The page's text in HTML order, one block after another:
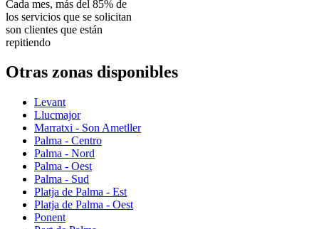
Cada mes, más del 85% de
los servicios que se solicitan
son clientes que están
repitiendo
Otras zonas disponibles
Levant
Llucmajor
Marratxi - Son Ametller
Palma - Centro
Palma - Nord
Palma - Oest
Palma - Sud
Platja de Palma - Est
Platja de Palma - Oest
Ponent